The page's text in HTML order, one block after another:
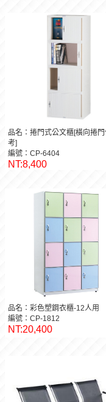
品名：捲門式公文櫃[橫向捲
考]
編號：CP-6404
NT:8,400
品名：彩色塑鋼衣櫃-12人用
編號：CP-1812
NT:20,400